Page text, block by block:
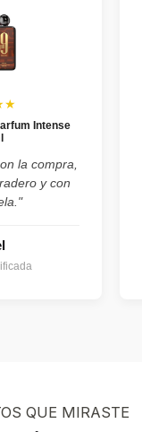
Intense
la compra,
y con
QUE MIRASTE